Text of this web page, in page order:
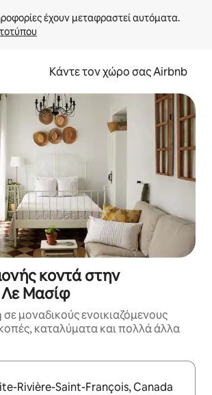
Κάντε τον χώρο σας Airbnb
κοντά στην
Μασίφ
μοναδικούς ενοικιαζόμενους
καταλύματα και πολλά άλλα
είναι διαθέσιμα, μπορείτε να